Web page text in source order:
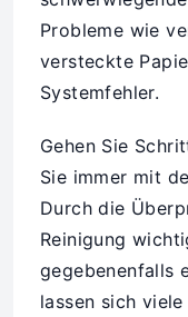
Probleme wie
versteckte
Systemfehler.
Gehen Sie
Sie immer mit
Durch die
Reinigung
gegebenenfalls
lassen sich